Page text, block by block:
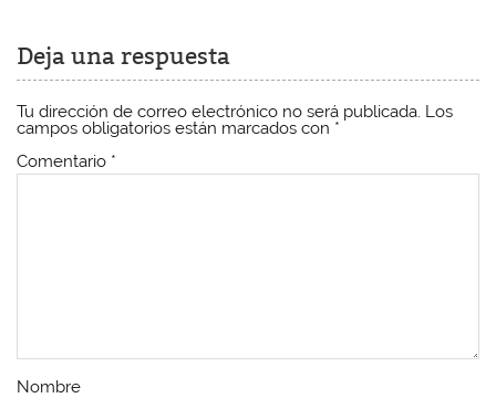
Deja una respuesta
Tu dirección de correo electrónico no será publicada. Los
campos obligatorios están marcados con *
Comentario *
Nombre